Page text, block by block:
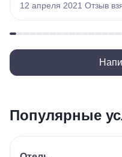
12 апреля 2021 Отзыв
Популярные